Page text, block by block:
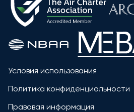
Условия использования
Политика конфиденциальности
Правовая информация